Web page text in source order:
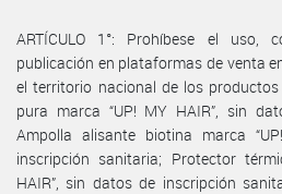
ARTÍCULO 1°: Prohíbese el uso,
publicación en plataformas de venta
el territorio nacional de los
pura marca “UP! MY HAIR”, sin
Ampolla alisante biotina marca
inscripción sanitaria; Protector
HAIR”, sin datos de inscripción